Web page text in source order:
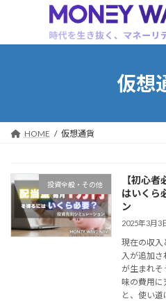
ン
ー
仮想
HOME 仮想通貨
投資全般・その他
【初心
はいくら
ン
2025年3月3
現在の収入
入が追加
が生まれ
味の費用に
と、使い道